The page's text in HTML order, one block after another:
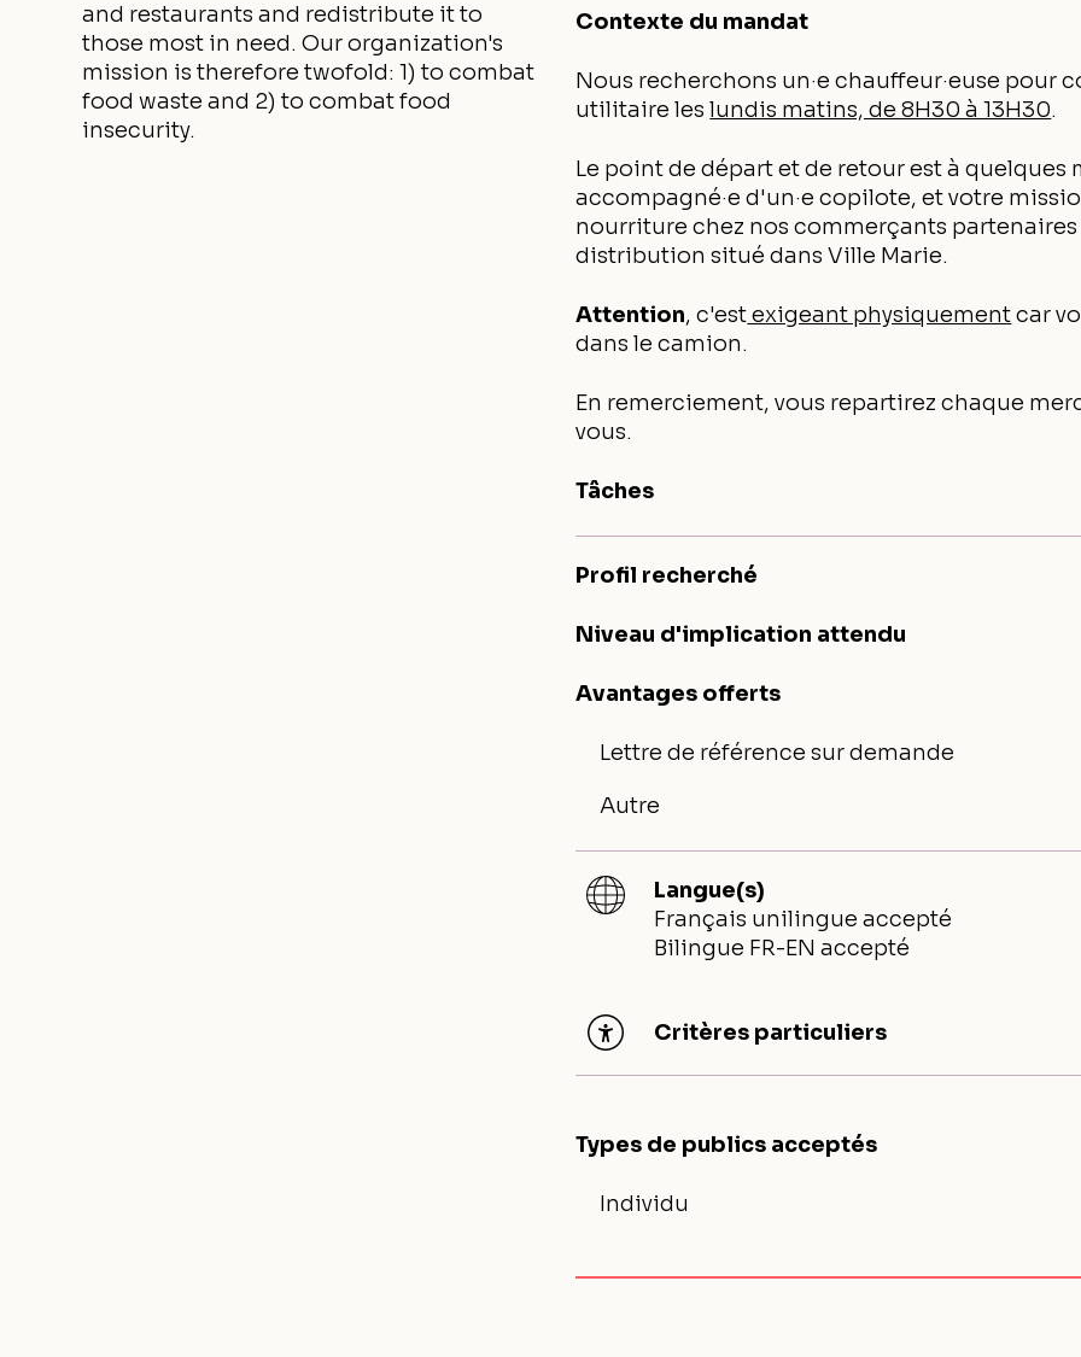
and restaurants and redistribute it to
those most in need. Our organization's
mission is therefore twofold: 1) to combat
food waste and 2) to combat food
insecurity.
Contexte du mandat
Nous recherchons un·e chauffeur·euse pour
utilitaire leslundis matins, de 8H30 à 13H30.
Le point de départ et de retour est à
accompagné·e d'un·e copilote, et votre
nourriture chez nos commerçants
distribution situé dans Ville Marie.
Attention, c'estexigeant physiquementcar
dans le camion.
En remerciement, vous repartirez chaque
vous.
Tâches
Profil recherché
Niveau d'implication attendu
Avantages offerts
Lettre de référence sur demande
Autre
Langue(s)
Français unilingue accepté
Bilingue FR-EN accepté
Critères particuliers
Types de publics acceptés
Individu